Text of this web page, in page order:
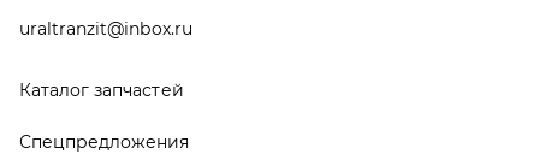
Новости и акции